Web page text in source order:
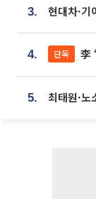
3.
4. 단독 李 ‘
5.